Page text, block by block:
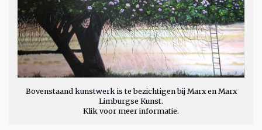
Bovenstaand kunstwerk is te bezichtigen bij Marx en Marx
Limburgse Kunst.
Klik voor meer informatie.